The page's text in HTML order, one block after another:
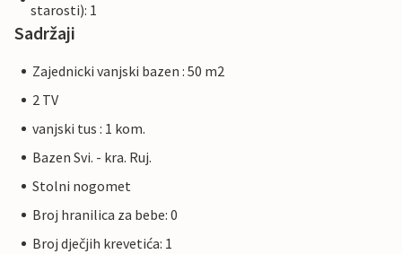
starosti): 1
Sadržaji
Zajednicki vanjski bazen : 50 m2
2 TV
vanjski tus : 1 kom.
Bazen Svi. - kra. Ruj.
Stolni nogomet
Broj hranilica za bebe: 0
Broj dječjih krevetića: 1